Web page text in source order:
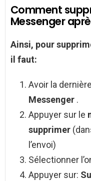
Comment
Messenger
Ainsi, pour
il faut:
Avoir la
Messenger .
Appuyer sur le
supprimer
l’envoi)
Sélectionner
Appuyer sur: